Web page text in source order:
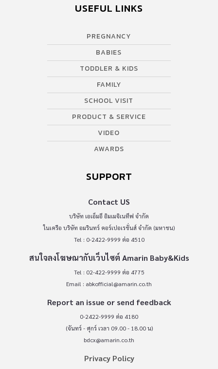
ไม่มีเก็บเงินหรือเงินสำรอง คนโสด: เหนื่อย เครียดกับเรื่องตัวเอง จน
USEFUL LINKS
PREGNANCY
BABIES
TODDLER & KIDS
FAMILY
SCHOOL VISIT
PRODUCT & SERVICE
VIDEO
AWARDS
SUPPORT
Contact US
บริษัท เอเอ็มอี อิมเมจิเนทีฟ จำกัด
ในเครือ บริษัท อมรินทร์ คอร์เปอเรชั่นส์ จำกัด (มหาชน)
Tel : 0-2422-9999 ต่อ 4510
สนใจลงโฆษณากับเว็บไซต์ Amarin Baby&Kids
Tel : 02-422-9999 ต่อ 4775
Email : abkofficial@amarin.co.th
Report an issue or send feedback
0-2422-9999 ต่อ 4180
(จันทร์ - ศุกร์ เวลา 09.00 - 18.00 น)
bdcx@amarin.co.th
Privacy Policy